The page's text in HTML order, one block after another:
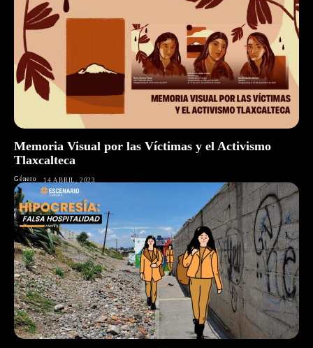
Memoria Visual por las Víctimas y el Activismo
Tlaxcalteca
Género 14 ABRIL, 2023